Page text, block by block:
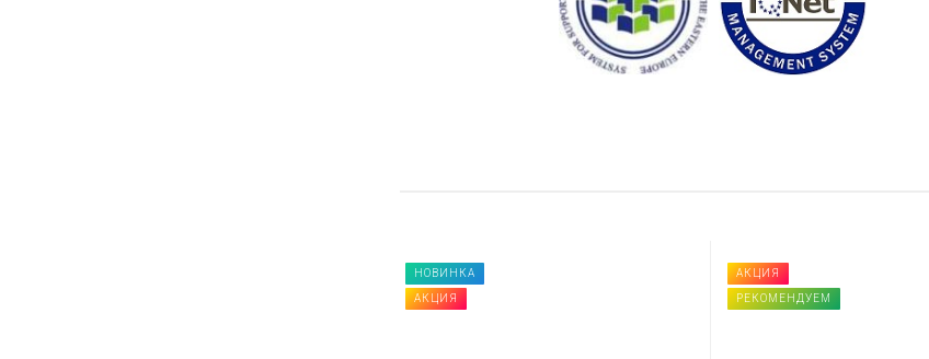
НОВИНКА
АКЦИЯ
АКЦИЯ
РЕКОМЕНДУЕМ